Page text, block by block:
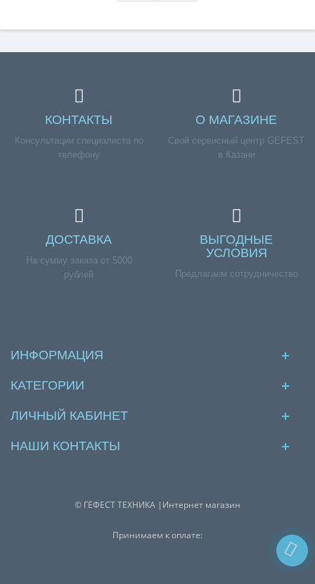
КОНТАКТЫ
Консультации специалиста по
телефону
О МАГАЗИНЕ
Свой сервисный центр GEFEST
в Казани
ДОСТАВКА
На сумму заказа от 5000
рублей
ВЫГОДНЫЕ
УСЛОВИЯ
Предлагаем сотрудничество
ИНФОРМАЦИЯ
КАТЕГОРИИ
ЛИЧНЫЙ КАБИНЕТ
НАШИ КОНТАКТЫ
© ГЕФЕСТ ТЕХНИКА |Интернет магазин
Принимаем к оплате: